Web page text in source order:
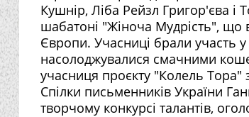
Кушнір, Ліба Рейзл Григор'єва і
шабатоні "Жіноча Мудрість", що
Європи. Учасниці брали участь у
насолоджувалися смачними
учасниця проєкту "Колель Тора"
Спілки письменників України
творчому конкурсі талантів,